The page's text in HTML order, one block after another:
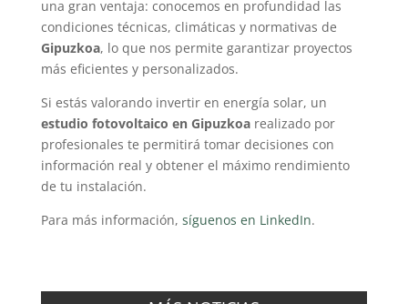
una gran ventaja: conocemos en profundidad las
condiciones técnicas, climáticas y normativas de
Gipuzkoa, lo que nos permite garantizar proyectos
más eficientes y personalizados.
Si estás valorando invertir en energía solar, un
estudio fotovoltaico en Gipuzkoarealizado por
profesionales te permitirá tomar decisiones con
información real y obtener el máximo rendimiento
de tu instalación.
Para más información, síguenos en LinkedIn.